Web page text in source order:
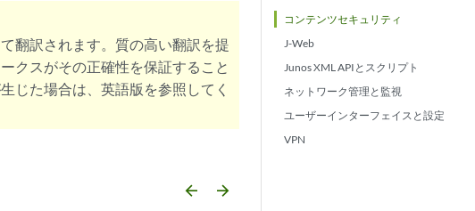
コンテンツセキュリティ
J-Web
Junos XML APIとスクリプト
ネットワーク管理と監視
ユーザーインターフェイスと設定
VPN
翻訳されます。質の高い翻訳を提
クスがその正確性を保証すること
じた場合は、英語版を参照してく
arrow_backward arrow_forward